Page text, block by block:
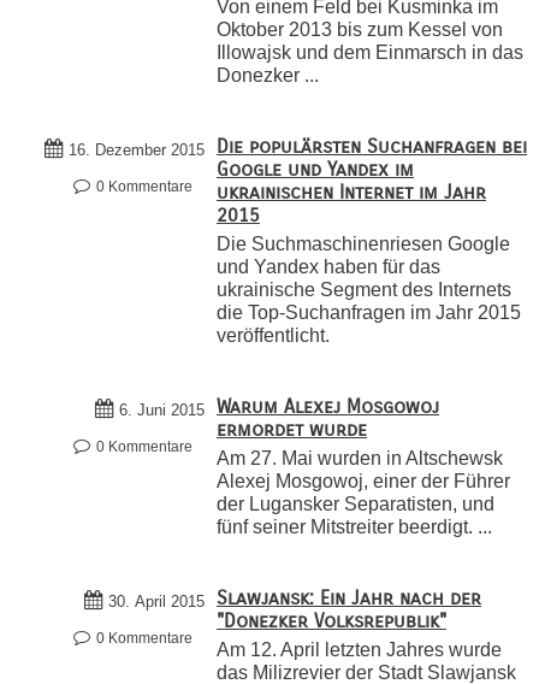
Von einem Feld bei Kusminka im
Oktober 2013 bis zum Kessel von
Illowajsk und dem Einmarsch in das
Donezker ...
16. Dezember 2015
0 Kommentare
Die populärsten Suchanfragen bei
Google und Yandex im
ukrainischen Internet im Jahr
2015
Die Suchmaschinenriesen Google
und Yandex haben für das
ukrainische Segment des Internets
die Top-Suchanfragen im Jahr 2015
veröffentlicht.
6. Juni 2015
0 Kommentare
Warum Alexej Mosgowoj
ermordet wurde
Am 27. Mai wurden in Altschewsk
Alexej Mosgowoj, einer der Führer
der Lugansker Separatisten, und
fünf seiner Mitstreiter beerdigt. ...
30. April 2015
0 Kommentare
Slawjansk: Ein Jahr nach der
"Donezker Volksrepublik"
Am 12. April letzten Jahres wurde
das Milizrevier der Stadt Slawjansk